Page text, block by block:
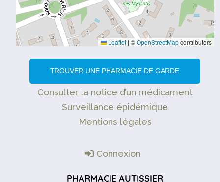
Leaflet | ©OpenStreetMapcontributors
TROUVER UNE PHARMACIE DE GARDE
Consulter la notice d’un médicament
Surveillance épidémique
Mentions légales
Connexion
PHARMACIE AUTISSIER